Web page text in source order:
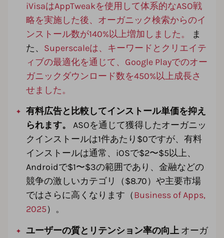
iVisaはAppTweakを使用して体系的なASO戦
略を実施した後、オーガニック検索からのイ
ンストール数が140%以上増加しました。
ま
た、 Superscaleは、キーワードとクリエイテ
ィブの最適化を通じて、Google Playでのオー
ガニックダウンロード数を450%以上成長さ
せました。
有料広告と比較してインストール単価を抑え
られます。
ASOを通じて獲得したオーガニッ
クインストールは1件あたり$0ですが、有料
インストールは通常、iOSで$2〜$5以上、
Androidで$1〜$3の範囲であり、金融などの
競争の激しいカテゴリ（$8.70）や主要市場
ではさらに高くなります（Business of Apps,
2025）。
ユーザーの質とリテンション率の向上 オーガ